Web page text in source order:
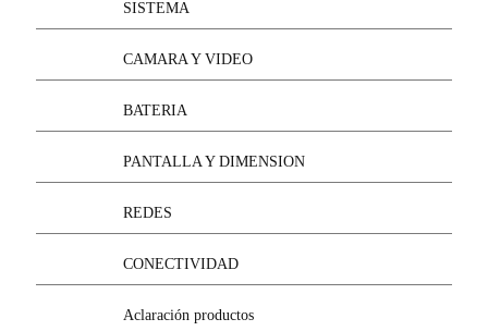
SISTEMA
CAMARA Y VIDEO
BATERIA
PANTALLA Y DIMENSION
REDES
CONECTIVIDAD
Aclaración productos